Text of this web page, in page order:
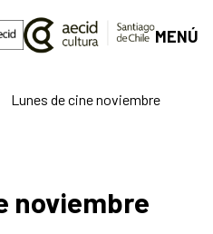
MENÚ
Lunes de cine noviembre
noviembre